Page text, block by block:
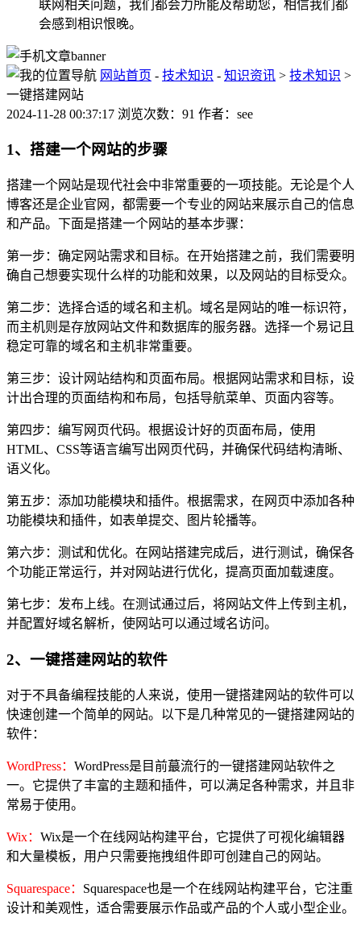
联网相关问题，我们都会力所能及帮助您，相信我们都
会感到相识恨晚。
网站首页 - 技术知识 - 知识资讯 > 技术知识 >
一键搭建网站
2024-11-28 00:37:17 浏览次数：91 作者：see
1、搭建一个网站的步骤
搭建一个网站是现代社会中非常重要的一项技能。无论是个人
博客还是企业官网，都需要一个专业的网站来展示自己的信息
和产品。下面是搭建一个网站的基本步骤：
第一步：确定网站需求和目标。在开始搭建之前，我们需要明
确自己想要实现什么样的功能和效果，以及网站的目标受众。
第二步：选择合适的域名和主机。域名是网站的唯一标识符，
而主机则是存放网站文件和数据库的服务器。选择一个易记且
稳定可靠的域名和主机非常重要。
第三步：设计网站结构和页面布局。根据网站需求和目标，设
计出合理的页面结构和布局，包括导航菜单、页面内容等。
第四步：编写网页代码。根据设计好的页面布局，使用
HTML、CSS等语言编写出网页代码，并确保代码结构清晰、
语义化。
第五步：添加功能模块和插件。根据需求，在网页中添加各种
功能模块和插件，如表单提交、图片轮播等。
第六步：测试和优化。在网站搭建完成后，进行测试，确保各
个功能正常运行，并对网站进行优化，提高页面加载速度。
第七步：发布上线。在测试通过后，将网站文件上传到主机，
并配置好域名解析，使网站可以通过域名访问。
2、一键搭建网站的软件
对于不具备编程技能的人来说，使用一键搭建网站的软件可以
快速创建一个简单的网站。以下是几种常见的一键搭建网站的
软件：
WordPress： WordPress是目前蕞流行的一键搭建网站软件之
一。它提供了丰富的主题和插件，可以满足各种需求，并且非
常易于使用。
Wix： Wix是一个在线网站构建平台，它提供了可视化编辑器
和大量模板，用户只需要拖拽组件即可创建自己的网站。
Squarespace： Squarespace也是一个在线网站构建平台，它注重
设计和美观性，适合需要展示作品或产品的个人或小型企业。